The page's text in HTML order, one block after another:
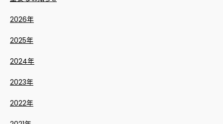
2026年
2025年
2024年
2023年
2022年